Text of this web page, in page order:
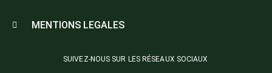
MENTIONS LEGALES
SUIVEZ-NOUS SUR LES RÉSEAUX SOCIAUX